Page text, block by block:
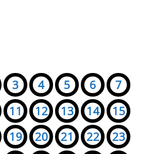
3 4 5 6
7
11 12 13 14
15
19 20 21 22
23